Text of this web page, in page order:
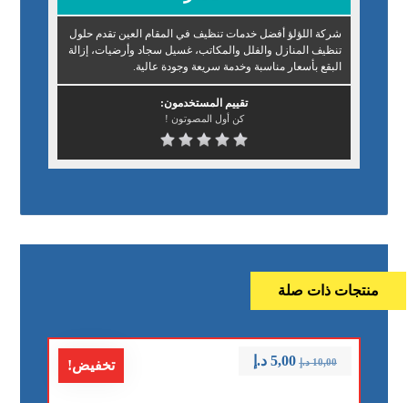
شركة اللؤلؤ أفضل خدمات تنظيف في المقام العين تقدم حلول
تنظيف المنازل والفلل والمكاتب، غسيل سجاد وأرضيات، إزالة
البقع بأسعار مناسبة وخدمة سريعة وجودة عالية.
تقييم المستخدمون:
كن أول المصوتون !
منتجات ذات صلة
تخفيض! 10,00 د.إ 5,00 د.إ